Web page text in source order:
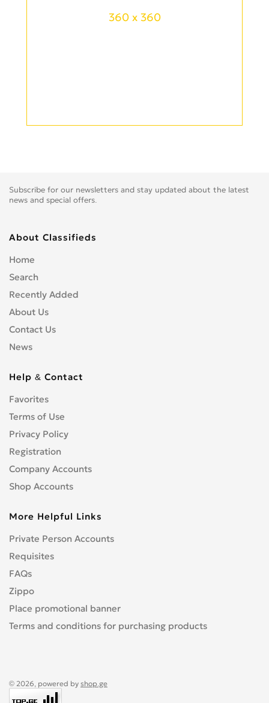
360 x 360
Subscribe for our newsletters and stay updated about the latest
news and special offers.
About Classifieds
Home
Search
Recently Added
About Us
Contact Us
News
Help & Contact
Favorites
Terms of Use
Privacy Policy
Registration
Company Accounts
Shop Accounts
More Helpful Links
Private Person Accounts
Requisites
FAQs
Zippo
Place promotional banner
Terms and conditions for purchasing products
© 2026, powered by shop.ge